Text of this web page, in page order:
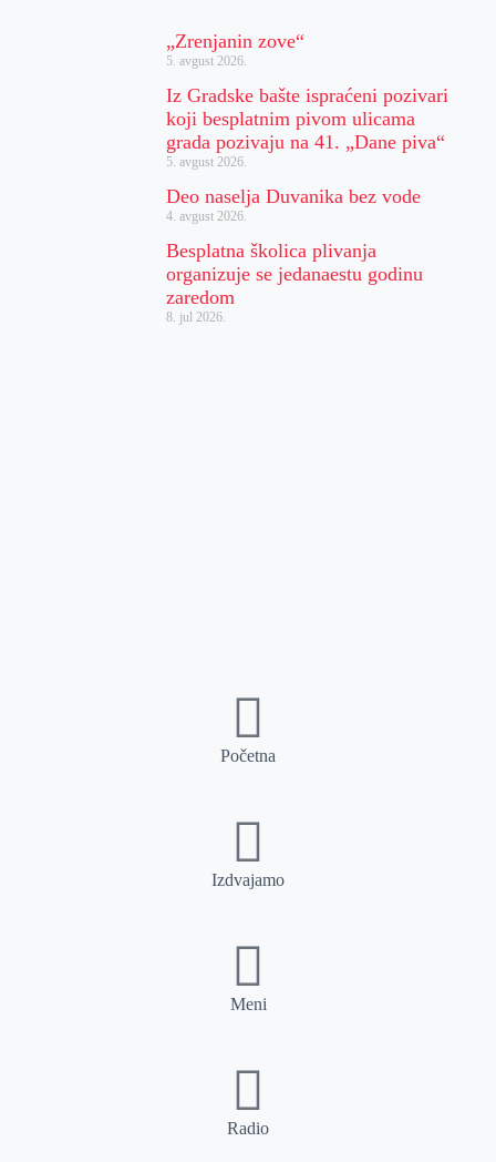
„Zrenjanin zove“
5. avgust 2026.
Iz Gradske bašte ispraćeni pozivari
koji besplatnim pivom ulicama
grada pozivaju na 41. „Dane piva“
5. avgust 2026.
Deo naselja Duvanika bez vode
4. avgust 2026.
Besplatna školica plivanja
organizuje se jedanaestu godinu
zaredom
8. jul 2026.
Početna
Izdvajamo
Meni
Radio